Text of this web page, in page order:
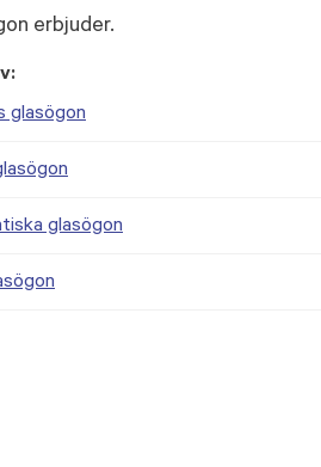
erbjuder.
glasögon
glasögon